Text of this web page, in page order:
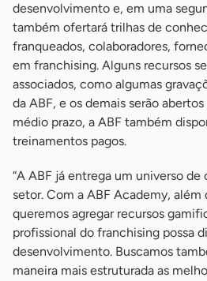
desenvolvimento e, em uma
também ofertará trilhas de
franqueados, colaboradores,
em franchising. Alguns recursos
associados, como algumas
da ABF, e os demais serão
médio prazo, a ABF também
treinamentos pagos.
“A ABF já entrega um universo
setor. Com a ABF Academy, além
queremos agregar recursos
profissional do franchising possa
desenvolvimento. Buscamos
maneira mais estruturada as